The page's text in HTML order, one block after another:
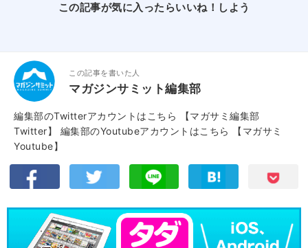
この記事が気に入ったらいいね！しよう
この記事を書いた人
マガジンサミット編集部
編集部のTwitterアカウントはこちら
【マガサミ編集部
Twitter】
編集部のYoutubeアカウントはこちら
【マガサミ
Youtube】